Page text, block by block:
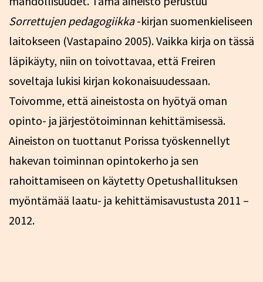
Sorrettujen pedagogiikka-kirjan suomenkieliseen
laitokseen (Vastapaino 2005). Vaikka kirja on tässä
läpikäyty, niin on toivottavaa, että Freiren
soveltaja lukisi kirjan kokonaisuudessaan.
Toivomme, että aineistosta on hyötyä oman
opinto- ja järjestötoiminnan kehittämisessä.
Aineiston on tuottanut Porissa työskennellyt
hakevan toiminnan opintokerho ja sen
rahoittamiseen on käytetty Opetushallituksen
myöntämää laatu- ja kehittämisavustusta 2011 –
2012.